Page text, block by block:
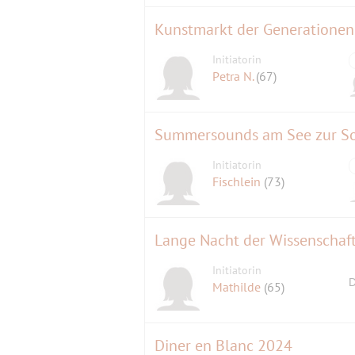
Seit dem 1. Juni 1999 betreibt das
Lichterfelde und vereint dort einen
die Kindertagesstätte
Der Kunstmarkt der Generationen
Anschließend Konzert: Beatbratzen
Hindenburgdamm 28, 12203 Berlin
Anfahrt:
Bus 285, M85
Die Palette der angebotenen Waren
Kunstmarkt der
Initiatorin
Petra N.(67)
Summersounds am See zur
Initiatorin
Fischlein (73)
Lange Nacht der
Initiatorin
Mathilde (65)
Diner en Blanc 2024